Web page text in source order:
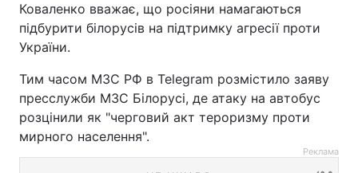
Коваленко вважає, що росіяни намагаються
підбурити білорусів на підтримку агресії проти
України.
Тим часом МЗС РФ в Telegram розмістило заяву
пресслужби МЗС Білорусі, де атаку на автобус
розцінили як "черговий акт тероризму проти
мирного населення".
Реклама